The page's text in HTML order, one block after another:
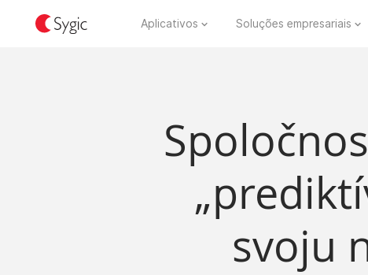
Aplicativos Soluções empresariais
svoju